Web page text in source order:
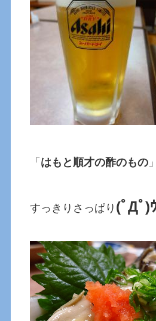
「 はもと順才の酢のもの
すっきりさっぱり (ﾟДﾟ)